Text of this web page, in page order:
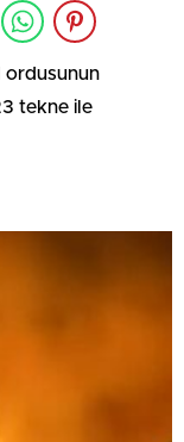
ordusunun
tekne ile